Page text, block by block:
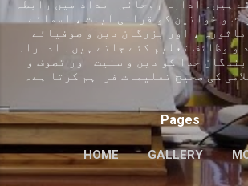
ہیں۔ ادارہ روحانی امداد میں رابطہ
و خواتین کو قرآنی آیات ، اسمائے
، اور بزرگان دین و صوفیائے
و وظائف تعلیم کئے جاتے ہیں۔ اداراہ
خدا کو دین و سنیت اور تصوف و
کی صحیح تعلیمات فراہم کرتا ہے۔
Pages
HOME GALLERY